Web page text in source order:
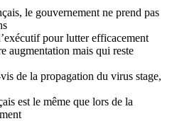
le gouvernement ne prend pas
pour lutter efficacement
augmentation mais qui reste
de la propagation du virus stage,
est le même que lors de la